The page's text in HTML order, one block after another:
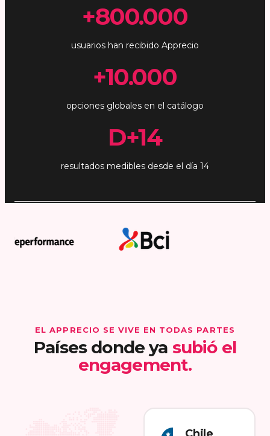
+800.000
usuarios han recibido Apprecio
+10.000
opciones globales en el catálogo
D+14
resultados medibles desde el día 14
EL APPRECIO SE VIVE EN TODAS PARTES
Países donde ya subió el
engagement.